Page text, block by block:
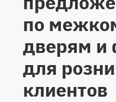
по
дверям и
для
клиентов